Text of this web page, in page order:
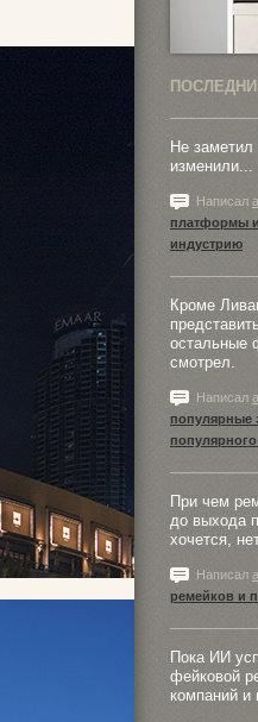
Не заметил
изменили...
Написал
платформы
индустрию
Кроме
остальные
смотрел.
Написал
популярные
При чем
до выхода
хочется,
Написал
ремейков и
Пока ИИ
фейковой
компаний и